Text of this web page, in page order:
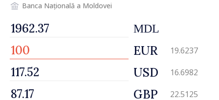
Banca Națională a Moldovei
MDL
EUR 19.6237
USD 16.6982
GBP 22.5125